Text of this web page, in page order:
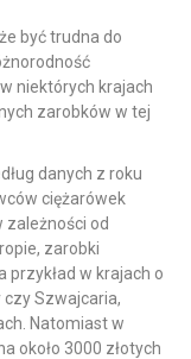
być trudna do
niektórych krajach
zarobków w tej
danych z roku
ciężarówek
zależności od
zarobki
przykład w krajach o
Szwajcaria,
Natomiast w
około 3000 złotych